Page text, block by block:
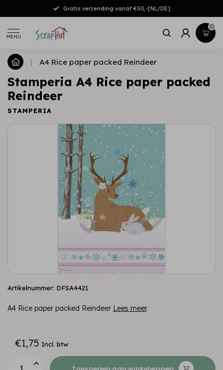
Gratis verzending vanaf €50,-[NL/DE]
MENU
0
| A4 Rice paper packed Reindeer
Stamperia A4 Rice paper packed
Reindeer
STAMPERIA
Artikelnummer: DFSA4421
A4 Rice paper packed Reindeer Lees meer.
€1,75 Incl. btw